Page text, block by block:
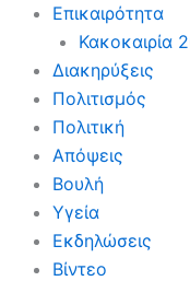
Επικαιρότητα
Κακοκαιρία
Διακηρύξεις
Πολιτισμός
Πολιτική
Απόψεις
Βουλή
Υγεία
Εκδηλώσεις
Βίντεο